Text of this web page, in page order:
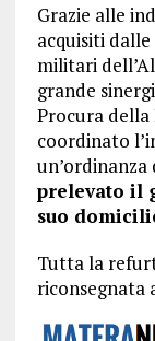
Grazie alle
acquisiti
militari
grande
Procura della
coordinato
prelevato il
suo
Tutta la
riconsegnata